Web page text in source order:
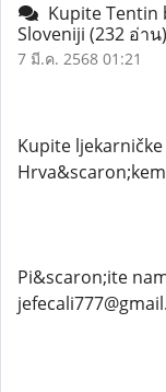
Kupite Tentin
Sloveniji (232 อ่าน)
7 มี.ค. 2568 01:21
Kupite
Pi&scaron;ite